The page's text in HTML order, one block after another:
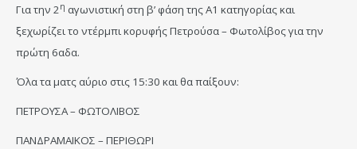
Για την 2η αγωνιστική στη β’ φάση της Α1 κατηγορίας και
ξεχωρίζει το ντέρμπι κορυφής Πετρούσα – Φωτολίβος για την
πρώτη 6αδα.
Όλα τα ματς αύριο στις 15:30 και θα παίξουν:
ΠΕΤΡΟΥΣΑ – ΦΩΤΟΛΙΒΟΣ
ΠΑΝΔΡΑΜΑΙΚΟΣ – ΠΕΡΙΘΩΡΙ